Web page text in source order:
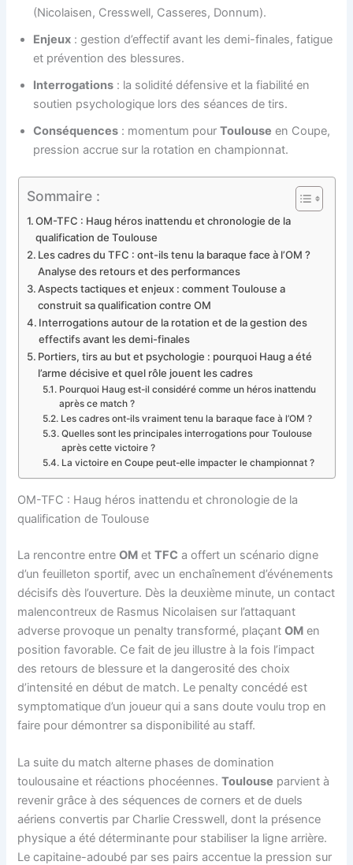
(Nicolaisen, Cresswell, Casseres, Donnum).
Enjeux : gestion d’effectif avant les demi-finales, fatigue
et prévention des blessures.
Interrogations : la solidité défensive et la fiabilité en
soutien psychologique lors des séances de tirs.
Conséquences : momentum pourToulouse en Coupe,
pression accrue sur la rotation en championnat.
Sommaire :
OM-TFC : Haug héros inattendu et chronologie de la
qualification de Toulouse
Les cadres du TFC : ont-ils tenu la baraque face à l’OM ?
Analyse des retours et des performances
Aspects tactiques et enjeux : comment Toulouse a
construit sa qualification contre OM
Interrogations autour de la rotation et de la gestion des
effectifs avant les demi-finales
Portiers, tirs au but et psychologie : pourquoi Haug a été
l’arme décisive et quel rôle jouent les cadres
Pourquoi Haug est-il considéré comme un héros inattendu
après ce match ?
Les cadres ont-ils vraiment tenu la baraque face à l’OM ?
Quelles sont les principales interrogations pour Toulouse
après cette victoire ?
La victoire en Coupe peut-elle impacter le championnat ?
OM-TFC : Haug héros inattendu et chronologie de la
qualification de Toulouse
La rencontre entreOM etTFC a offert un scénario digne
d’un feuilleton sportif, avec un enchaînement d’événements
décisifs dès l’ouverture. Dès la deuxième minute, un contact
malencontreux de Rasmus Nicolaisen sur l’attaquant
adverse provoque un penalty transformé, plaçantOM en
position favorable. Ce fait de jeu illustre à la fois l’impact
des retours de blessure et la dangerosité des choix
d’intensité en début de match. Le penalty concédé est
symptomatique d’un joueur qui a sans doute voulu trop en
faire pour démontrer sa disponibilité au staff.
La suite du match alterne phases de domination
toulousaine et réactions phocéennes.Toulouse parvient à
revenir grâce à des séquences de corners et de duels
aériens convertis par Charlie Cresswell, dont la présence
physique a été déterminante pour stabiliser la ligne arrière.
Le capitaine-adoubé par ses pairs accentue la pression sur